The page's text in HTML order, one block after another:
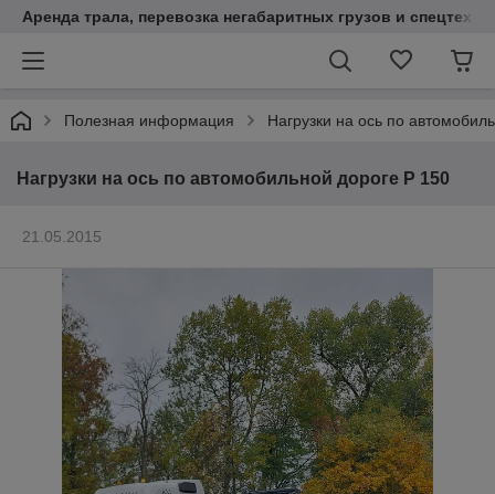
Аренда трала, перевозка негабаритных грузов и
Полезная информация Нагрузки на ось по
Нагрузки на ось по автомобильной дороге Р 150
21.05.2015